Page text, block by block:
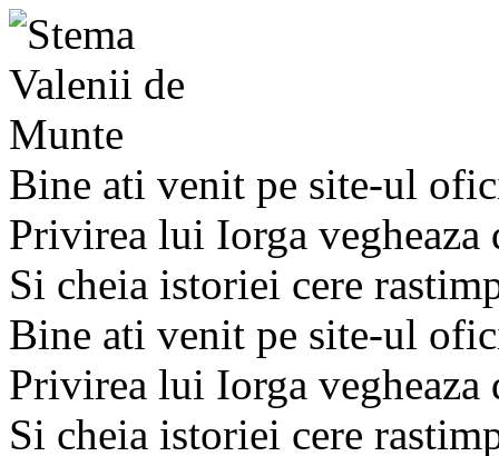
Bine ati venit pe site-ul
Privirea lui Iorga
Si cheia istoriei cere
Bine ati venit pe site-ul
Privirea lui Iorga
Si cheia istoriei cere